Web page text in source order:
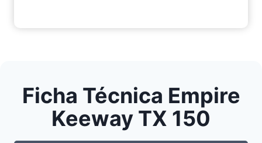
Ficha Técnica Empire
Keeway TX 150